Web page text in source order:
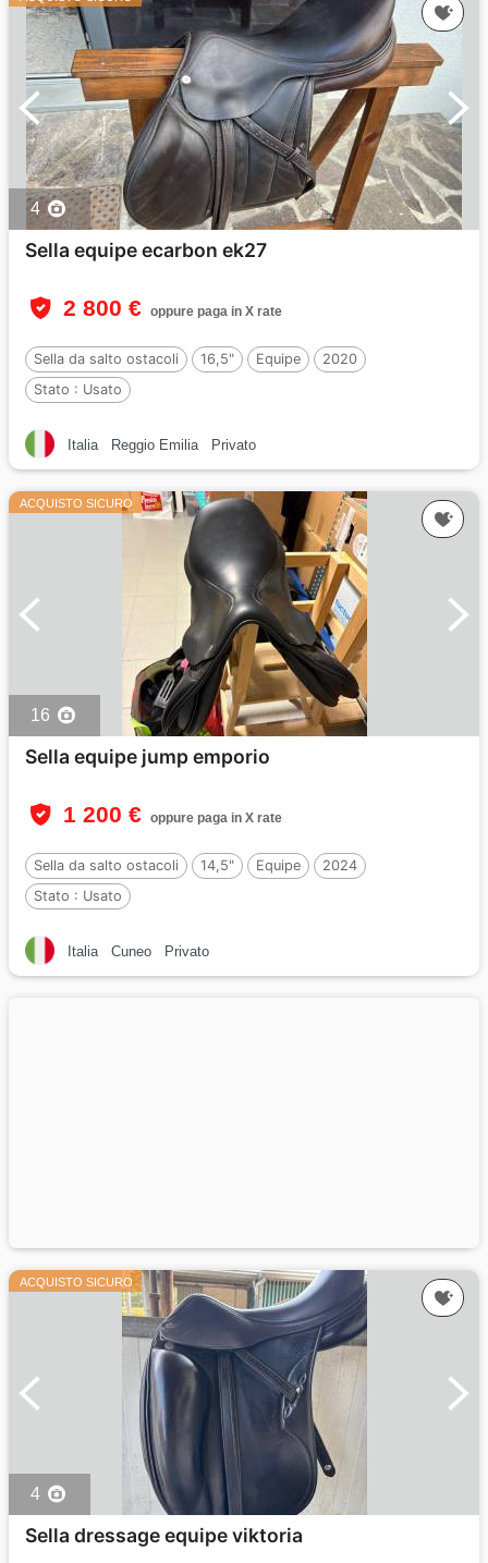
4
Sella equipe ecarbon ek27
2 800 € oppure paga in X rate
Sella da salto ostacoli 16,5" Equipe
2020
Stato : Usato
Italia Reggio Emilia Privato
ACQUISTO SICURO
16
Sella equipe jump emporio
1 200 € oppure paga in X rate
Sella da salto ostacoli 14,5" Equipe
2024
Stato : Usato
Italia Cuneo Privato
ACQUISTO SICURO
4
Sella dressage equipe viktoria